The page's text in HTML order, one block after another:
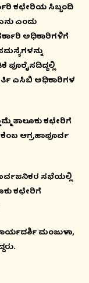
ಕಛೇರಿಯ ಸಿಬ್ಬಂದಿ
ಎಂದು
ಅಧಿಕಾರಿಗಳಿಗೆ
ಪೂರೈಸದಿದ್ದಲ್ಲಿ
ಎಸಿಬಿ ಅಧಿಕಾರಿಗಳ
ತಾಲೂಕು ಕಛೇರಿಗೆ
ಆಗ್ರಹಾಪೂರ್ವ
ಸಭೆಯಲ್ಲಿ
ಕಛೇರಿಗೆ
ಮಂಜುಳಾ,